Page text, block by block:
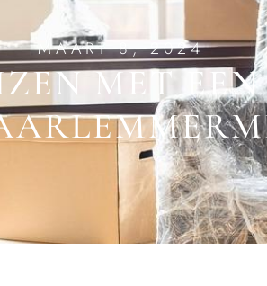
MAART 8, 2024
MET